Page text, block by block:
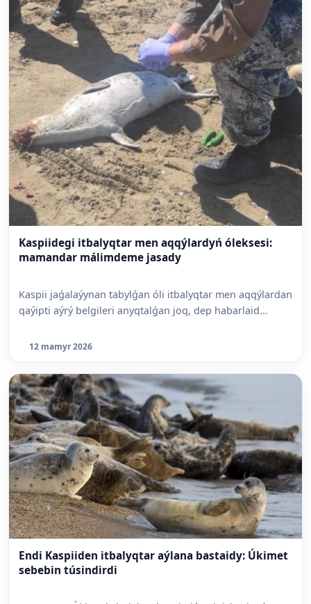
Kaspiidegi itbalyqtar men aqqýlardyń óleksesi:
mamandar málimdeme jasady
Kaspii jaǵalaýynan tabylǵan óli itbalyqtar men aqqýlardan
qaýipti aýrý belgileri anyqtalǵan joq, dep habarlaid...
12 mamyr 2026
Endi Kaspiiden itbalyqtar aýlana bastaidy: Úkimet
sebebin túsindirdi